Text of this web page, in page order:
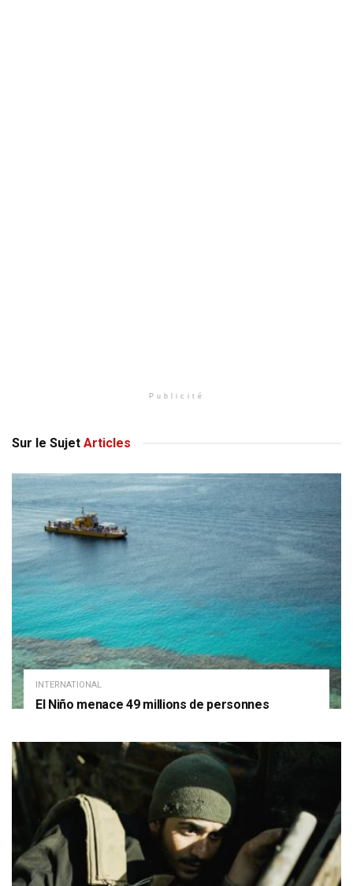
Publicité
Sur le Sujet Articles
INTERNATIONAL
El Niño menace 49 millions de personnes